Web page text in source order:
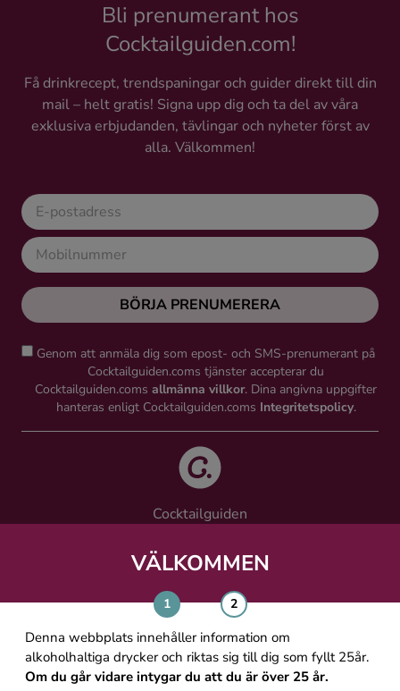
VÄLKOMMEN
Denna webbplats innehåller information om
alkoholhaltiga drycker och riktas sig till dig som fyllt 25år.
Om du går vidare intygar du att du är över 25 år.
Bli prenumerant hos
Cocktailguiden.com!
Få drinkrecept, trendspaningar och guider direkt till din
mail – helt gratis! Signa upp dig och ta del av våra
exklusiva erbjudanden, tävlingar och nyheter först av
alla. Välkommen!
BÖRJA PRENUMERERA
Genom att anmäla dig som epost- och SMS-prenumerant på
Cocktailguiden.coms tjänster accepterar du
Cocktailguiden.coms allmänna villkor. Dina angivna uppgifter
hanteras enligt Cocktailguiden.coms Integritetspolicy.
Cocktailguiden
Västra Järnvägsgatan 21, 111 64 Stockholm